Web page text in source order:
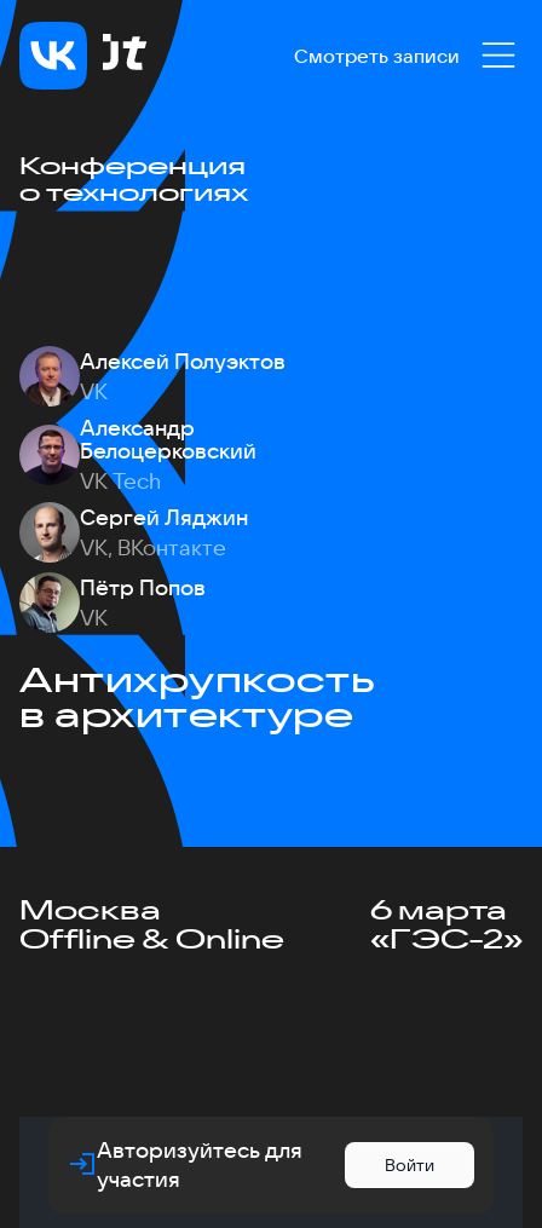
Смотреть записи
Конференция
о технологиях
Алексей Полуэктов
VK
Александр
Белоцерковский
VK Tech
Сергей Ляджин
VK, ВКонтакте
Пётр Попов
VK
Антихрупкость
в архитектуре
Москва
Offline & Online
6 марта
«ГЭС-2»
Авторизуйтесь для
участия
Войти